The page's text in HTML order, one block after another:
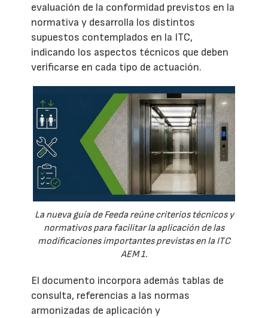
evaluación de la conformidad previstos en la
normativa y desarrolla los distintos
supuestos contemplados en la ITC,
indicando los aspectos técnicos que deben
verificarse en cada tipo de actuación.
La nueva guía de Feeda reúne criterios técnicos y
normativos para facilitar la aplicación de las
modificaciones importantes previstas en la ITC
AEM 1.
El documento incorpora además tablas de
consulta, referencias a las normas
armonizadas de aplicación y